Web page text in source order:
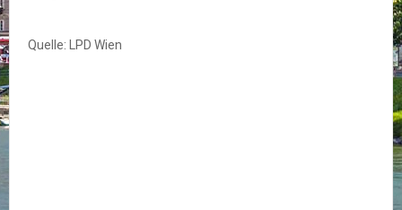
Quelle: LPD Wien